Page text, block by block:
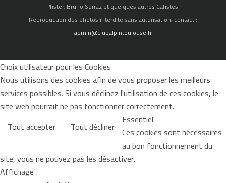
Pfister, Bruno Serraz et quelques autres Cafistes.
Reproduction des photos interdite sans autorisation, contact :
admin@clubalpintoulouse.fr
Choix utilisateur pour les Cookies
Nous utilisons des cookies afin de vous proposer les meilleurs
services possibles. Si vous déclinez l'utilisation de ces cookies, le
site web pourrait ne pas fonctionner correctement.
Tout accepter
Tout décliner Essentiel
Ces cookies sont nécessaires
au bon fonctionnement du
site, vous ne pouvez pas les désactiver.
Affichage